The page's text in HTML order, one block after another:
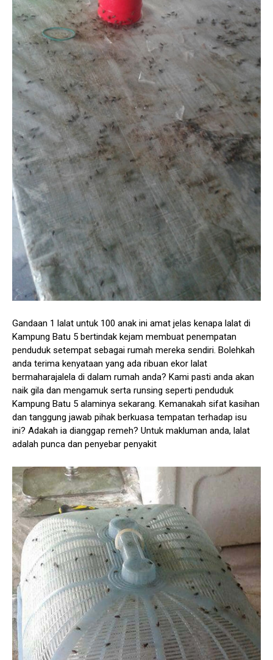
Gandaan 1 lalat untuk 100 anak ini amat jelas kenapa lalat di
Kampung Batu 5 bertindak kejam membuat penempatan
penduduk setempat sebagai rumah mereka sendiri. Bolehkah
anda terima kenyataan yang ada ribuan ekor lalat
bermaharajalela di dalam rumah anda? Kami pasti anda akan
naik gila dan mengamuk serta runsing seperti penduduk
Kampung Batu 5 alaminya sekarang. Kemanakah sifat kasihan
dan tanggung jawab pihak berkuasa tempatan terhadap isu
ini? Adakah ia dianggap remeh? Untuk makluman anda, lalat
adalah punca dan penyebar penyakit